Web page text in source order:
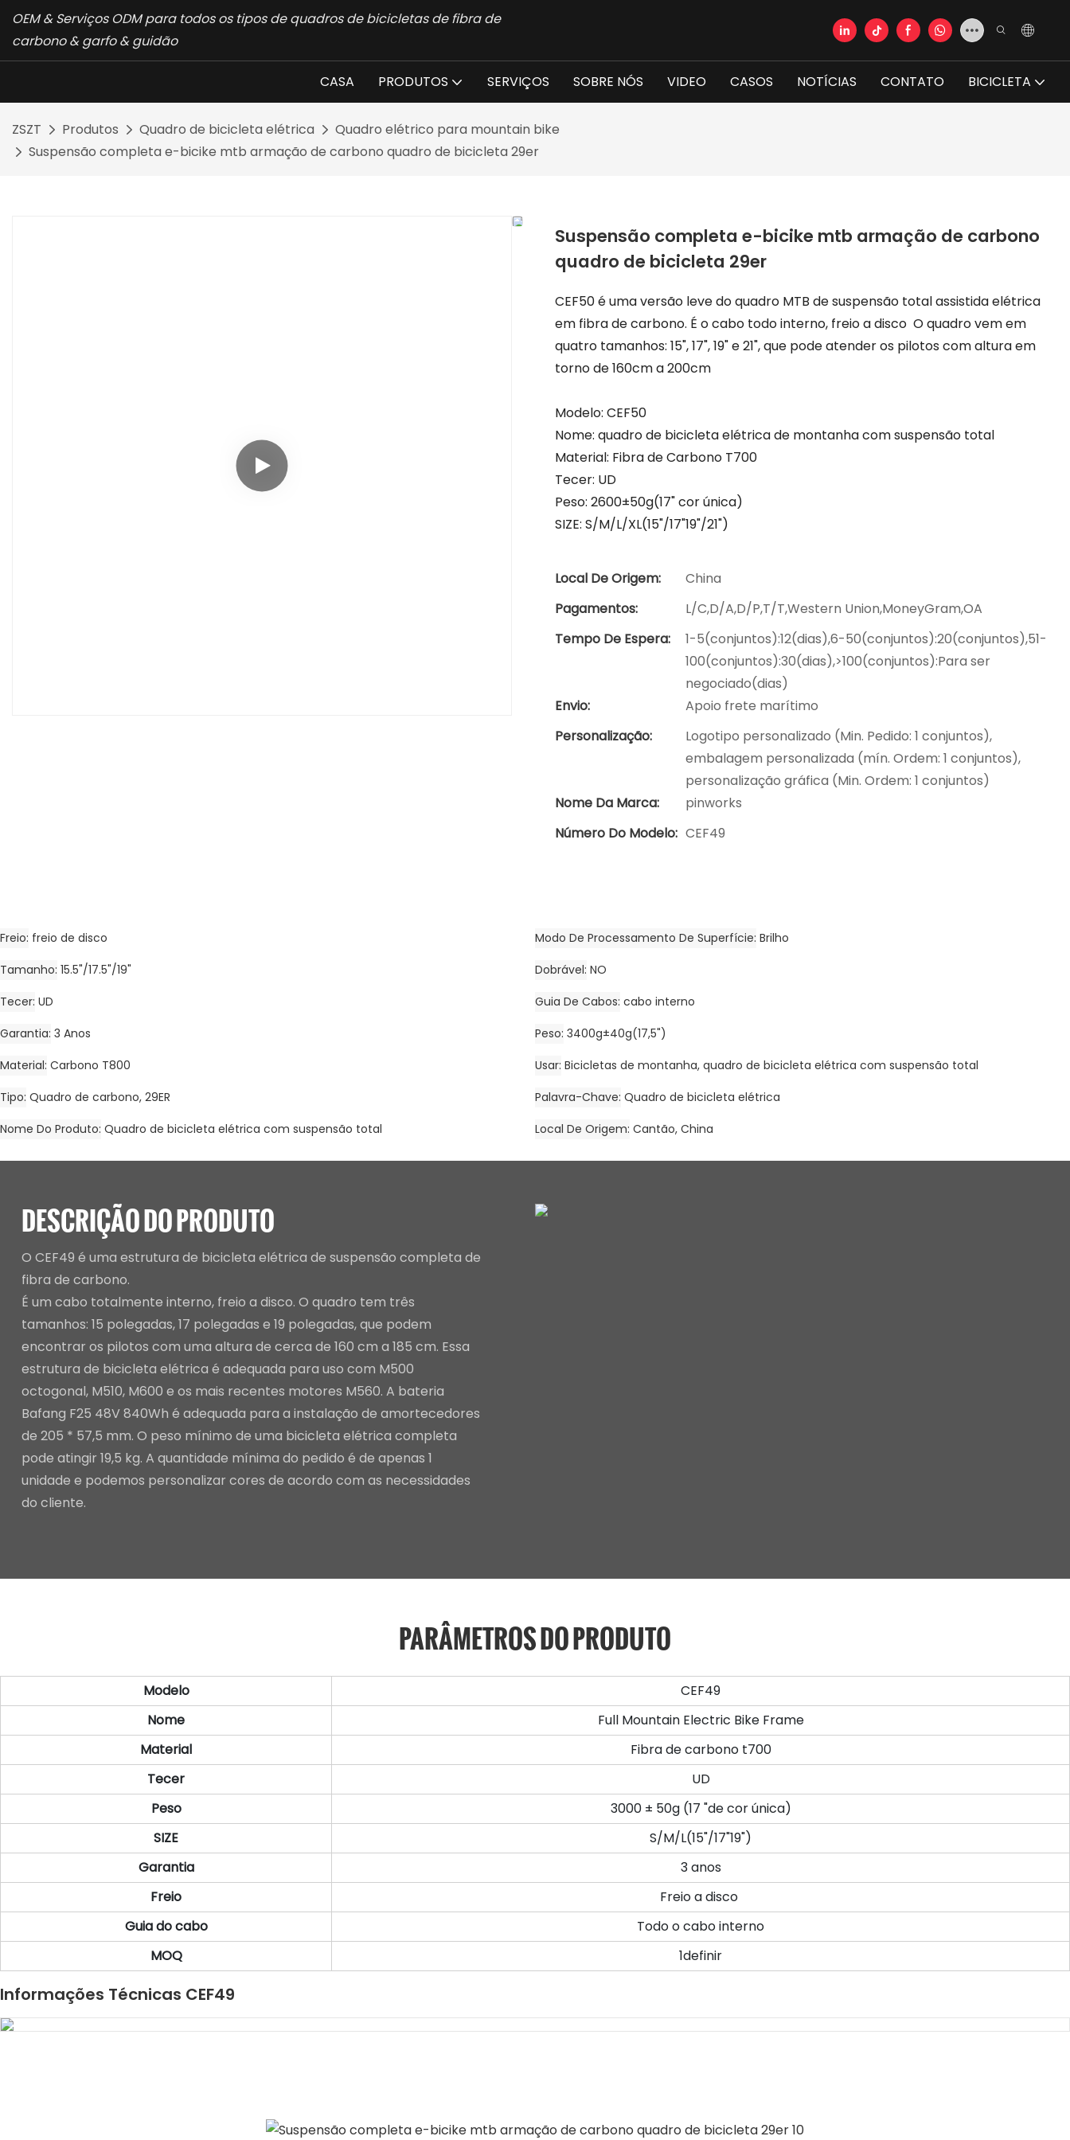
OEM & Serviços ODM para todos os tipos de quadros de bicicletas de fibra de
carbono & garfo & guidão
CASA PRODUTOS SERVIÇOS SOBRE NÓS VIDEO CASOS NOTÍCIAS CONTATO BICICLETA
ZSZT Produtos Quadro de bicicleta elétrica
Quadro elétrico para mountain bike
Suspensão completa e-bicike mtb armação de carbono quadro de bicicleta 29er
Suspensão completa e-bicike mtb armação de carbono
quadro de bicicleta 29er
CEF50 é uma versão leve do quadro MTB de suspensão total assistida elétrica
em fibra de carbono. É o cabo todo interno, freio a disco O quadro vem em
quatro tamanhos: 15", 17", 19" e 21", que pode atender os pilotos com altura em
torno de 160cm a 200cm
Modelo: CEF50
Nome: quadro de bicicleta elétrica de montanha com suspensão total
Material: Fibra de Carbono T700
Tecer: UD
Peso: 2600±50g(17" cor única)
SIZE: S/M/L/XL(15"/17"19"/21")
Local De Origem:
China
Pagamentos:
L/C,D/A,D/P,T/T,Western Union,MoneyGram,OA
Tempo De Espera:
1-5(conjuntos):12(dias),6-50(conjuntos):20(conjuntos),51-
100(conjuntos):30(dias),>100(conjuntos):Para ser
negociado(dias)
Envio:
Apoio frete marítimo
Personalização:
Logotipo personalizado (Min. Pedido: 1 conjuntos),
embalagem personalizada (mín. Ordem: 1 conjuntos),
personalização gráfica (Min. Ordem: 1 conjuntos)
Nome Da Marca:
pinworks
Número Do Modelo: CEF49
Freio freio de disco Modo De Processamento De Superfície Brilho
Tamanho 15.5"/17.5"/19" Dobrável NO
Tecer UD Guia De Cabos cabo interno
Garantia 3 Anos Peso 3400g±40g(17,5")
Material Carbono T800 Usar Bicicletas de montanha, quadro de bicicleta elétrica com suspensão total
Tipo Quadro de carbono, 29ER Palavra-Chave Quadro de bicicleta elétrica
Nome Do Produto Quadro de bicicleta elétrica com suspensão total Local De Origem Cantão, China
DESCRIÇÃO DO PRODUTO
O CEF49 é uma estrutura de bicicleta elétrica de suspensão completa de
fibra de carbono.
É um cabo totalmente interno, freio a disco. O quadro tem três
tamanhos: 15 polegadas, 17 polegadas e 19 polegadas, que podem
encontrar os pilotos com uma altura de cerca de 160 cm a 185 cm. Essa
estrutura de bicicleta elétrica é adequada para uso com M500
octogonal, M510, M600 e os mais recentes motores M560. A bateria
Bafang F25 48V 840Wh é adequada para a instalação de amortecedores
de 205 * 57,5 ​​mm. O peso mínimo de uma bicicleta elétrica completa
pode atingir 19,5 kg. A quantidade mínima do pedido é de apenas 1
unidade e podemos personalizar cores de acordo com as necessidades
do cliente.
PARÂMETROS DO PRODUTO
Modelo
CEF49
Nome
Full Mountain Electric Bike Frame
Material
Fibra de carbono t700
Tecer
UD
Peso
3000 ± 50g (17 "de cor única)
SIZE
S/M/L(15"/17"19")
Garantia
3 anos
Freio
Freio a disco
Guia do cabo
Todo o cabo interno
MOQ
1definir
Informações Técnicas CEF49